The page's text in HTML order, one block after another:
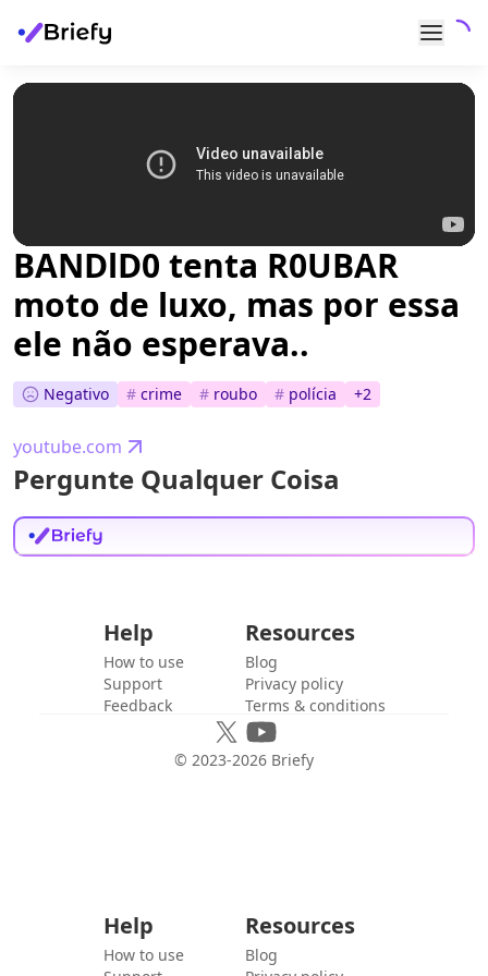
BANDlD0 tenta R0UBAR
moto de luxo, mas por essa
ele não esperava..
Negativo # crime # roubo # polícia +2
youtube.com
Pergunte Qualquer Coisa
Help
How to use
Support
Feedback
Resources
Blog
Privacy policy
Terms & conditions
© 2023-2026 Briefy
Help
How to use
Resources
Blog